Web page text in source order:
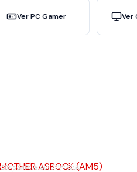
Ver PC Gamer Ver
Disponible en 24/48hs